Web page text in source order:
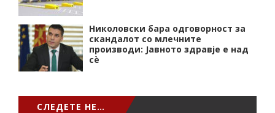
Николовски бара одговорност за
скандалот со млечните
производи: Јавното здравје е над
сѐ
СЛЕДЕТЕ НЕ…